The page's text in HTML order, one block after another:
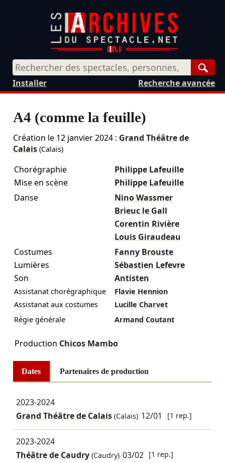
Recherche avancée
Installer
A4 (comme la feuille)
Création le 12 janvier 2024: Grand Théâtre de
Calais(Calais)
Chorégraphie
Philippe Lafeuille
Mise en scène
Philippe Lafeuille
Danse
Nino Wassmer
Brieuc le Gall
Corentin Rivière
Louis Giraudeau
Costumes
Fanny Brouste
Lumières
Sébastien Lefevre
Son
Antisten
Assistanat chorégraphique
Flavie Hennion
Assistanat aux costumes
Lucille Charvet
Régie générale
Armand Coutant
Production Chicos Mambo
Dates Partenaires de production
2023-2024
Grand Théâtre de Calais(Calais) 12/01 [1 rep.]
2023-2024
Théâtre de Caudry(Caudry) 03/02 [1 rep.]